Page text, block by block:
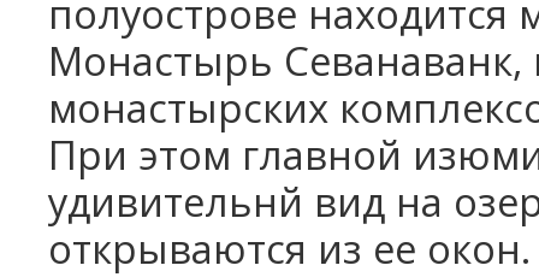
полуострове
Монастырь Севанаванк,
монастырских
При этом главной
удивительнй вид на
открываются из ее окон.